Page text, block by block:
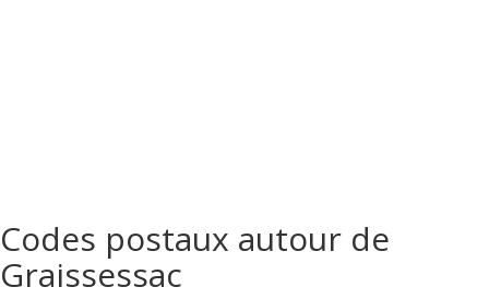
Codes postaux autour de
Graissessac